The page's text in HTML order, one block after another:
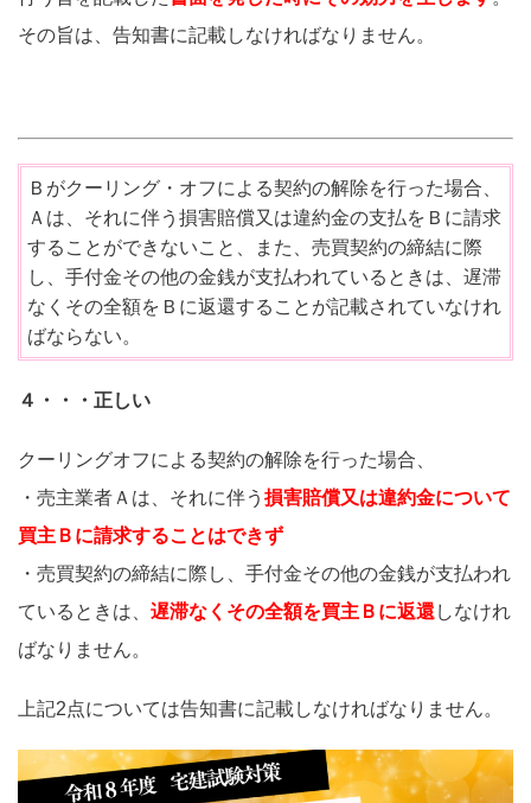
その旨は、告知書に記載しなければなりません。
Ｂがクーリング・オフによる契約の解除を行った場合、
Ａは、それに伴う損害賠償又は違約金の支払をＢに請求
することができないこと、また、売買契約の締結に際
し、手付金その他の金銭が支払われているときは、遅滞
なくその全額をＢに返還することが記載されていなけれ
ばならない。
４・・・正しい
クーリングオフによる契約の解除を行った場合、
・売主業者Ａは、それに伴う 損害賠償又は違約金について
買主Ｂに請求することはできず
・売買契約の締結に際し、手付金その他の金銭が支払われ
ているときは、 遅滞なくその全額を買主Ｂに返還 しなけれ
ばなりません。
上記2点については告知書に記載しなければなりません。